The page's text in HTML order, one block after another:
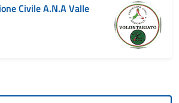
Civile A.N.A Valle